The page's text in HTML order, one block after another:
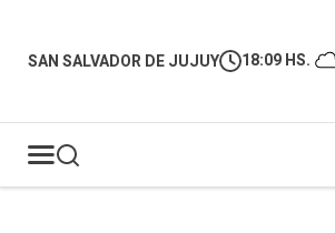
SAN SALVADOR DE JUJUY 18:09 HS.